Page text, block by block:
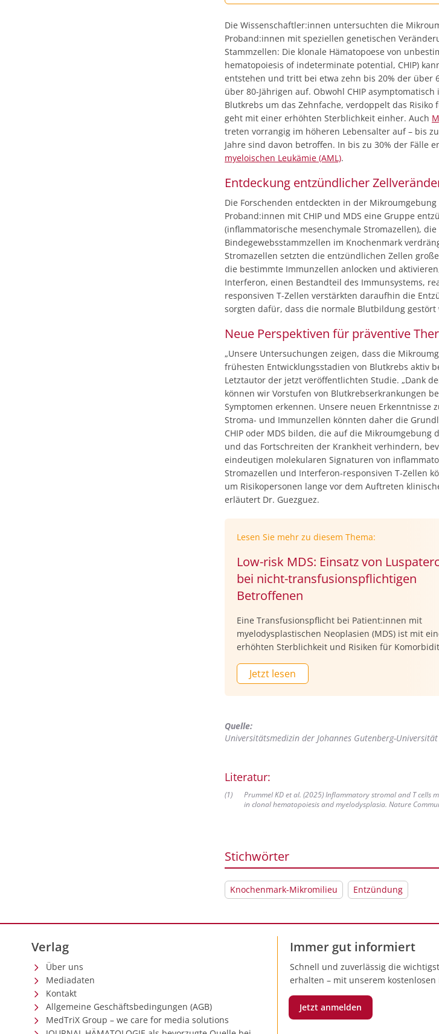
Die Wissenschaftler:innen untersuchten die
Proband:innen mit speziellen genetischen
Stammzellen: Die klonale Hämatopoese von
hematopoiesis of indeterminate potential, CHIP)
entstehen und tritt bei etwa zehn bis 20% der über
über 80-Jährigen auf. Obwohl CHIP
Blutkrebs um das Zehnfache, verdoppelt das
geht mit einer erhöhten Sterblichkeit einher. Auch
treten vorrangig im höheren Lebensalter auf – bis
Jahre sind davon betroffen. In bis zu 30% der Fälle
myeloischen Leukämie (AML).
Entdeckung entzündlicher
Die Forschenden entdeckten in der
Proband:innen mit CHIP und MDS eine Gruppe
(inflammatorische mesenchymale Stromazellen),
Bindegewebsstammzellen im Knochenmark
Stromazellen setzten die entzündlichen Zellen
die bestimmte Immunzellen anlocken und
Interferon, einen Bestandteil des Immunsystems,
responsiven T-Zellen verstärkten daraufhin die
sorgten dafür, dass die normale Blutbildung gestört
Neue Perspektiven für präventive
„Unsere Untersuchungen zeigen, dass die
frühesten Entwicklungsstadien von Blutkrebs aktiv
Letztautor der jetzt veröffentlichten Studie. „Dank
können wir Vorstufen von Blutkrebserkrankungen
Symptomen erkennen. Unsere neuen Erkenntnisse
Stroma- und Immunzellen könnten daher die
CHIP oder MDS bilden, die auf die Mikroumgebung
und das Fortschreiten der Krankheit verhindern,
eindeutigen molekularen Signaturen von
Stromazellen und Interferon-responsiven T-Zellen
um Risikopersonen lange vor dem Auftreten
erläutert Dr. Guezguez.
Lesen Sie mehr zu diesem Thema:
Low-risk MDS: Einsatz von
bei nicht-transfusionspflichtigen
Betroffenen
Eine Transfusionspflicht bei Patient:innen mit
myelodysplastischen Neoplasien (MDS) ist mit
erhöhten Sterblichkeit und Risiken für
Betroffenen könne es sinnvoll sein, die Zeit bis zur
Transfusionspflicht durch eine Behandlung zu
Symposiums auf der DGHO-Jahrestagung.
Jetzt lesen
Quelle:
Universitätsmedizin der Johannes Gutenberg-
Literatur:
(1)
Prummel KD et al. (2025) Inflammatory stromal and T cells
in clonal hematopoiesis and myelodysplasia. Nature
Stichwörter
Knochenmark-Mikromilieu Entzündung
Verlag
Über uns
Mediadaten
Kontakt
Allgemeine Geschäftsbedingungen (AGB)
MedTriX Group – we care for media solutions
Immer gut informiert
Schnell und zuverlässig die
erhalten – mit unserem kostenlosen
Jetzt anmelden